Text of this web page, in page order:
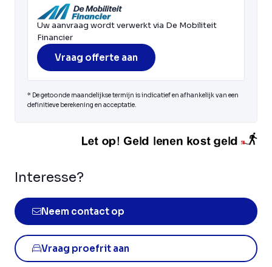
Uw aanvraag wordt verwerkt via De Mobiliteit
Financier
Vraag offerte aan
* De getoonde maandelijkse termijn is indicatief en afhankelijk van een
definitieve berekening en acceptatie.
Interesse?
Neem contact op
Vraag proefrit aan